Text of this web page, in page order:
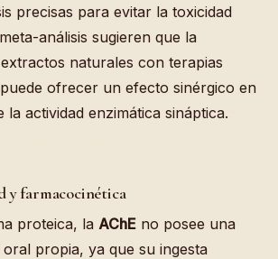
precisas para evitar la toxicidad
análisis sugieren que la
naturales con terapias
ofrecer un efecto sinérgico en
la actividad enzimática sináptica.
y farmacocinética
proteica, la AChE no posee una
oral propia, ya que su ingesta